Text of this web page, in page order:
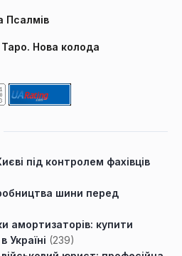
Псалмів
Нова колода
під контролем фахівців
шини перед
амортизаторів: купити
Україні (239)